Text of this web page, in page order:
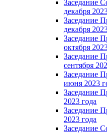
Заседание
декабря
Заседание
декабря
Заседание
октября
Заседание
сентября
Заседание
июня 2023
Заседание
2023 года
Заседание
2023 года
Заседание